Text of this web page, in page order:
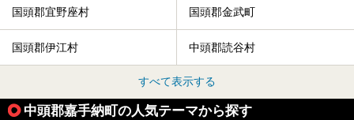
国頭郡宜野座村 国頭郡金武町
国頭郡伊江村 中頭郡読谷村
すべて表示する
中頭郡嘉手納町の人気テーマから探す